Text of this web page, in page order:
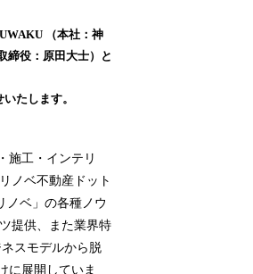
（本社：神
締役：原田大士）と
たします。
施工・インテリ
ノベ不動産ドット
ノベ」の各種ノウ
提供、また業界特
スモデルから脱
に展開していま